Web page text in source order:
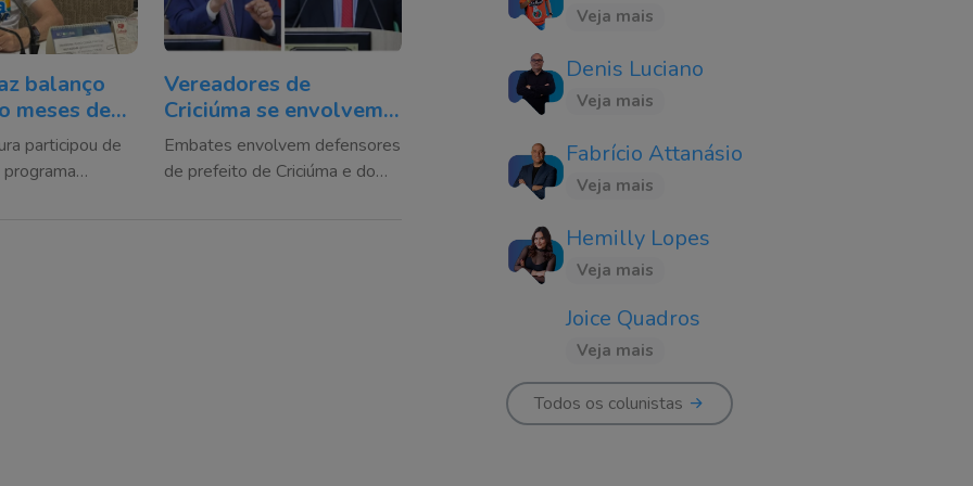
balanço
meses de
participou de
Vereadores de
Criciúma se envolvem
em polêmica durante
debate na Câmara
Embates envolvem defensores
de prefeito de Criciúma e do
Veja mais
Denis Luciano
Veja mais
Fabrício Attanásio
Veja mais
Hemilly Lopes
Veja mais
Joice Quadros
Veja mais
Todos os colunistas